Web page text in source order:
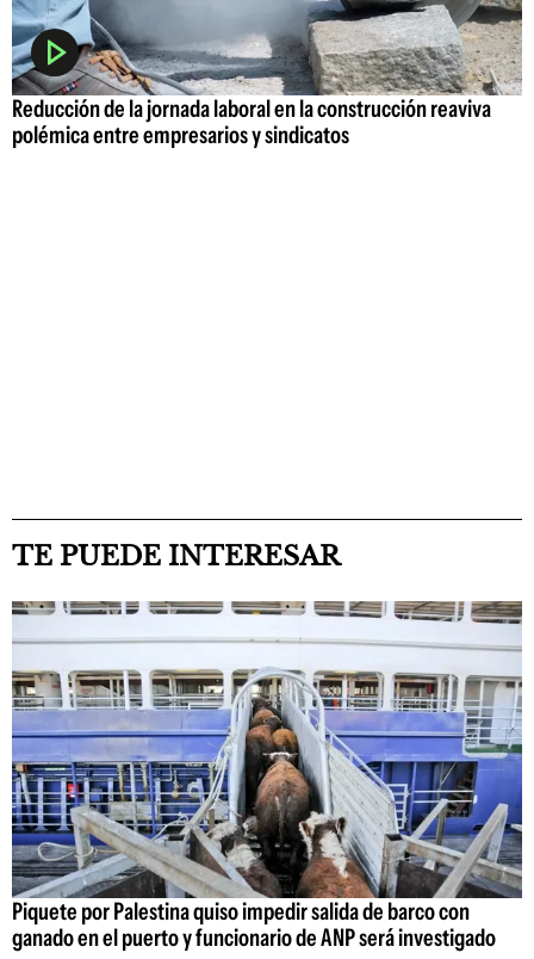
Reducción de la jornada laboral en la construcción reaviva
polémica entre empresarios y sindicatos
TE PUEDE INTERESAR
Piquete por Palestina quiso impedir salida de barco con
ganado en el puerto y funcionario de ANP será investigado